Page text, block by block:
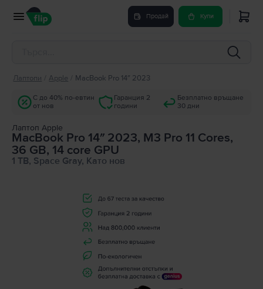
Продай Купи
Лаптопи Apple MacBook Pro 14″ 2023
С до 40% по-евтин
от нов
Гаранция 2
години
Безплатно връщане
30 дни
Лаптоп Apple
MacBook Pro 14″ 2023, M3 Pro 11 Cores,
36 GB, 14 core GPU
1 TB, Space Gray, Като нов